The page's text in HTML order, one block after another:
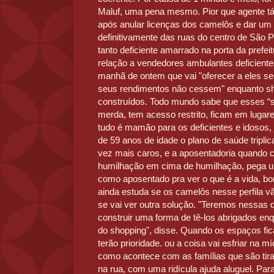
Maluf, uma pena mesmo. Pior que agente
após anular licenças dos camelôs e dar
definitivamente das ruas do centro de São
tanto deficiente amarrado na porta da
relação a vendedores ambulantes
manhã de ontem que vai "oferecer a eles
seus rendimentos não cessem" enquanto
construídos. Todo mundo sabe que esses
merda, tem acesso restrito, ficam em
tudo é mamão para os deficientes e
de 59 anos de idade o plano de saúde
vez mais caros, e a aposentadoria quando
humilhação em cima de humilhação, pega
como aposentado pra ver o que é a vida,
ainda estuda se os camelôs nesse perfila
se vai ver outra solução. "Teremos nessas
construir uma forma de tê-los abrigados
do shopping", disse. Quando os espaços
terão prioridade. ou a coisa vai esfriar na
como acontece com as famílias que são
na rua, com uma ridícula ajuda aluguel.